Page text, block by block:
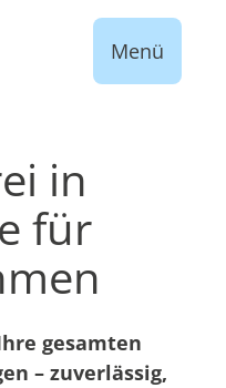
Menü
in
für
gesamten
– zuverlässig,